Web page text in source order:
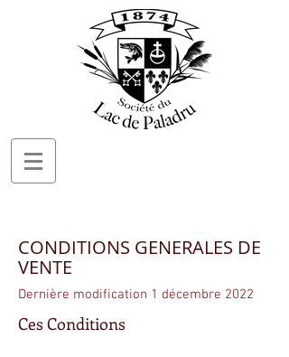
CONDITIONS GENERALES DE
VENTE
Dernière modification 1 décembre 2022
Ces Conditions